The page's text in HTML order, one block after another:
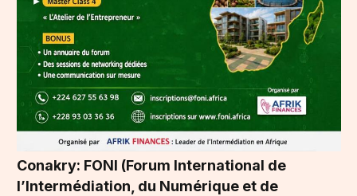
Conakry: FONI (Forum International de
l’Intermédiation, du Numérique et de